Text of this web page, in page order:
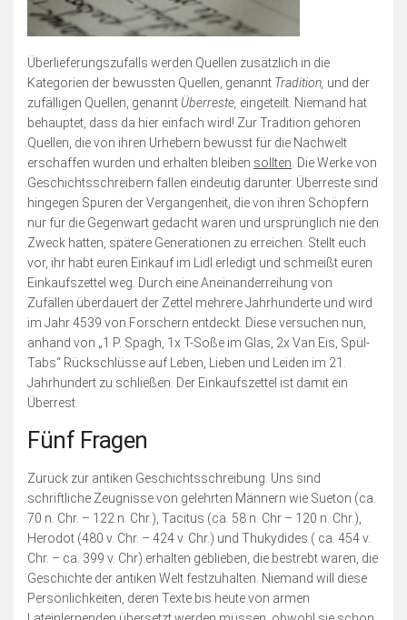
Überlieferungszufalls werden Quellen zusätzlich in die
Kategorien der bewussten Quellen, genannt Tradition, und der
zufälligen Quellen, genannt Überreste, eingeteilt Niemand hat
behauptet, dass da hier einfach wird! Zur Tradition gehören
Quellen, die von ihren Urhebern bewusst für die Nachwelt
erschaffen wurden und erhalten bleiben sollten . Die Werke von
Geschichtsschreibern fallen eindeutig darunter. Überreste sind
hingegen Spuren der Vergangenheit, die von ihren Schöpfern
nur für die Gegenwart gedacht waren und ursprünglich nie den
Zweck hatten, spätere Generationen zu erreichen. Stellt euch
vor, ihr habt euren Einkauf im Lidl erledigt und schmeißt euren
Einkaufszettel weg. Durch eine Aneinanderreihung von
Zufällen überdauert der Zettel mehrere Jahrhunderte und wird
im Jahr 4539 von Forschern entdeckt. Diese versuchen nun,
anhand von „1 P. Spagh, 1x T-Soße im Glas, 2x Van.Eis, Spül-
Tabs“ Rückschlüsse auf Leben, Lieben und Leiden im 21.
Jahrhundert zu schließen. Der Einkaufszettel ist damit ein
Überrest.
Fünf Fragen
Zurück zur antiken Geschichtsschreibung. Uns sind
schriftliche Zeugnisse von gelehrten Männern wie Sueton (ca.
70 n. Chr. – 122 n. Chr.), Tacitus (ca. 58 n. Chr – 120 n. Chr.),
Herodot (480 v. Chr. – 424 v. Chr.) und Thukydides ( ca. 454 v.
Chr. – ca. 399 v. Chr) erhalten geblieben, die bestrebt waren, die
Geschichte der antiken Welt festzuhalten. Niemand will diese
Persönlichkeiten, deren Texte bis heute von armen